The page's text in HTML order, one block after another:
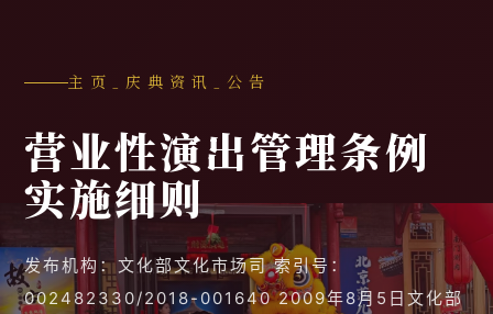
主页 庆典资讯 公告
营业性演出管理条例
实施细则
发布机构：文化部文化市场司 索引号：
002482330/2018-001640 2009年8月5日文化部